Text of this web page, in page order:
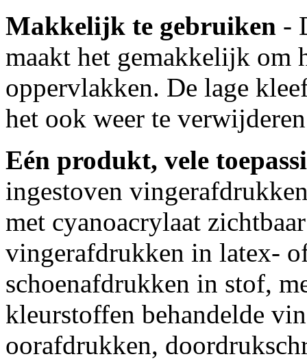
Makkelijk te gebruiken -
maakt het gemakkelijk om
oppervlakken. De lage
het ook weer te
Eén produkt, vele
ingestoven
met cyanoacrylaat
vingerafdrukken in latex-
schoenafdrukken in stof,
kleurstoffen behandelde
oorafdrukken,